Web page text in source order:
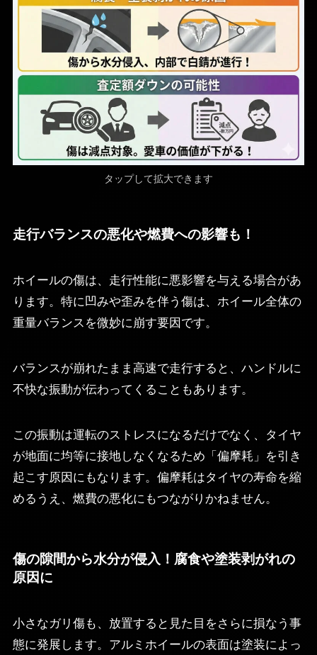
タップして拡大できます
走行バランスの悪化や燃費への影響も！
ホイールの傷は、走行性能に悪影響を与える場合があ
ります。特に凹みや歪みを伴う傷は、ホイール全体の
重量バランスを微妙に崩す要因です。
バランスが崩れたまま高速で走行すると、ハンドルに
不快な振動が伝わってくることもあります。
この振動は運転のストレスになるだけでなく、タイヤ
が地面に均等に接地しなくなるため「偏摩耗」を引き
起こす原因にもなります。偏摩耗はタイヤの寿命を縮
めるうえ、燃費の悪化にもつながりかねません。
傷の隙間から水分が侵入！腐食や塗装剥がれの
原因に
小さなガリ傷も、放置すると見た目をさらに損なう事
態に発展します。アルミホイールの表面は塗装によっ